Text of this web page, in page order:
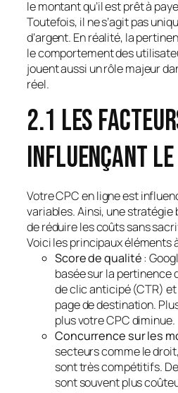
le montant qu’il est prêt à
Toutefois, il ne s’agit pas
d’argent. En réalité, la
le comportement des
jouent aussi un rôle majeur
réel.
2.1 Les
influençant le
Votre CPC en ligne est
variables. Ainsi, une stratégie
de réduire les coûts sans
Voici les principaux éléments
Score de qualité:
basée sur la pertinence
de clic anticipé (CTR) et
page de destination.
plus votre CPC diminue.
Concurrence sur les
secteurs comme le
sont très compétitifs.
sont souvent plus